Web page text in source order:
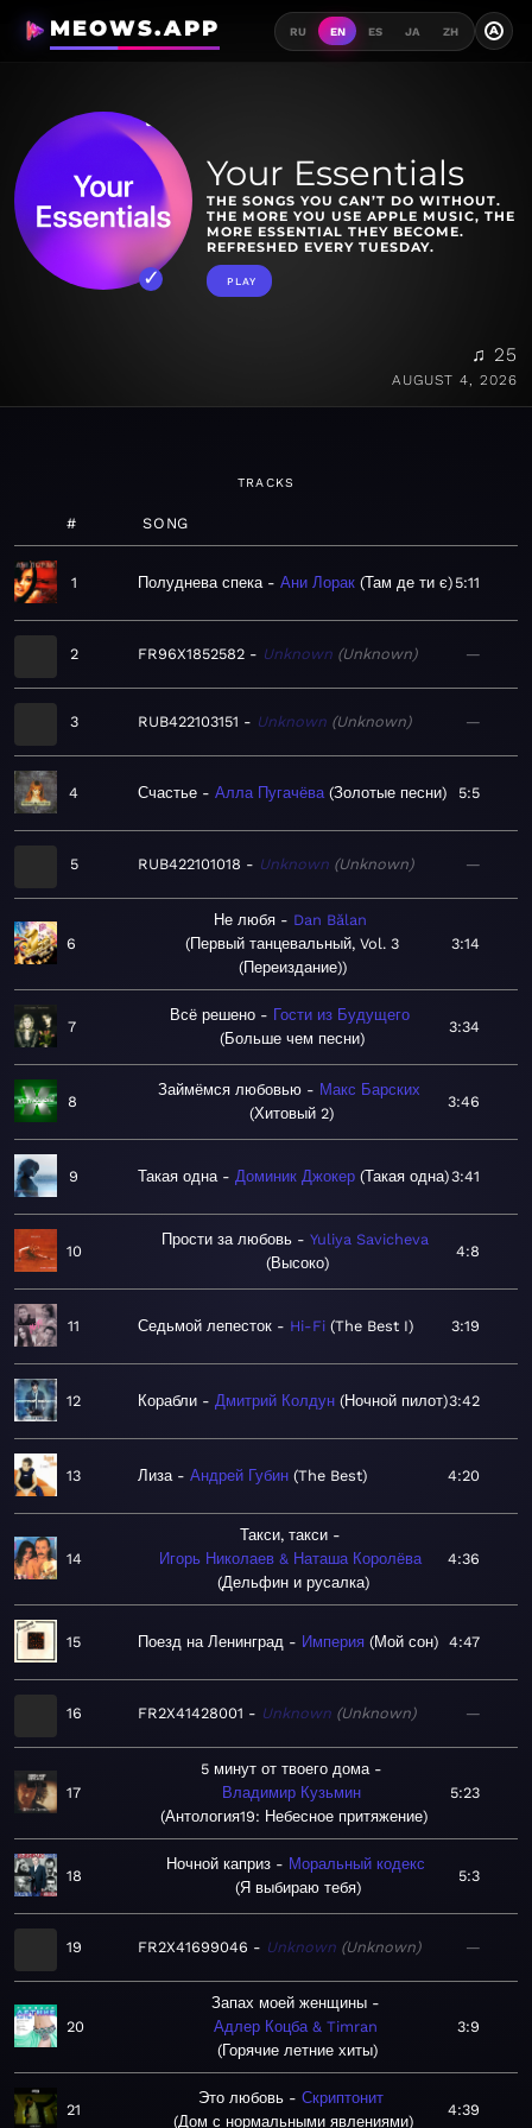
MEOWS.APP RU EN ES JA ZH A
Your Essentials
THE SONGS YOU CAN’T DO WITHOUT.
THE MORE YOU USE APPLE MUSIC, THE
MORE ESSENTIAL THEY BECOME.
REFRESHED EVERY TUESDAY.
PLAY
♫ 25
AUGUST 4, 2026
TRACKS
# SONG
1 Полуднева спека Ани Лорак Там де ти є 5:11
2 FR96X1852582 Unknown Unknown —
3 RUB422103151 Unknown Unknown —
4 Счастье Алла Пугачёва Золотые песни 5:5
5 RUB422101018 Unknown Unknown —
6
Не любя
Dan Bălan
Первый танцевальный, Vol. 3
(Переиздание)
3:14
7
Всё решено
Гости из Будущего
Больше чем песни
3:34
8
Займёмся любовью
Макс Барских
Хитовый 2
3:46
9 Такая одна Доминик Джокер Такая одна 3:41
10
Прости за любовь
Yuliya Savicheva
Высоко
4:8
11 Седьмой лепесток Hi-Fi The Best I 3:19
12 Корабли Дмитрий Колдун Ночной пилот 3:42
13 Лиза Андрей Губин The Best 4:20
14
Такси, такси
Игорь Николаев & Наташа Королёва
Дельфин и русалка
4:36
15 Поезд на Ленинград Империя Мой сон 4:47
16 FR2X41428001 Unknown Unknown —
17
5 минут от твоего дома
Владимир Кузьмин
Антология19: Небесное притяжение
5:23
18
Ночной каприз
Моральный кодекс
Я выбираю тебя
5:3
19 FR2X41699046 Unknown Unknown —
20
Запах моей женщины
Адлер Коцба & Timran
Горячие летние хиты
3:9
21
Это любовь
Скриптонит
Дом с нормальными явлениями
4:39